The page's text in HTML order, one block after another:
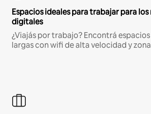
Espacios ideales para trabajar para los
digitales
¿Viajás por trabajo? Encontrá
largas con wifi de alta velocidad y